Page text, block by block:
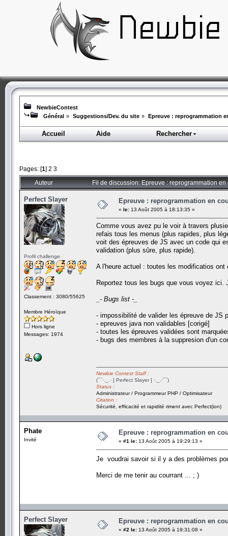
NewbieContest
Général » Suggestions/Dev. du site » Epreuve : reprogrammation
Accueil Aide Rechercher
Pages: [1] 2 3
Auteur Fil de discussion: Epreuve : reprogrammation
Perfect Slayer
Profil challenge
Classement : 3080/55625
Membre Héroïque
Hors ligne
Messages: 1974
Epreuve : reprogrammation en
« le: 13 Août 2005 à 18:13:35 »
Comme vous avez pu le voir à travers
refais tous les menus (plus rapides, plus
voit des épreuves de JS avec un code qui
validation (plus sûre, plus rapide).
A l'heure actuel : toutes les modificatios
Reportez tous les bugs que vous voyez
_- Bugs list -_
- impossibilité de valider les épreuve de JS
- epreuves java non validables [corigé]
- toutes les épreuves validées sont
- bugs des membres à la suppresion d'un
Newbie Contest Staff :
(¯`·._.· [ Perfect Slayer ] ·._.·´¯)
Status :
Administrateur / Programmeur PHP / Optimisateur
Citation :
Sécurité, efficacité et rapidité riment avec Perfect(ion)
Phate
Invité
Epreuve : reprogrammation en
« #1 le: 13 Août 2005 à 19:29:13 »
Je voudrai savoir si il y a des problèmes
Merci de me tenir au courrant ... ; )
Perfect Slayer Epreuve : reprogrammation en
« #2 le: 13 Août 2005 à 19:31:08 »